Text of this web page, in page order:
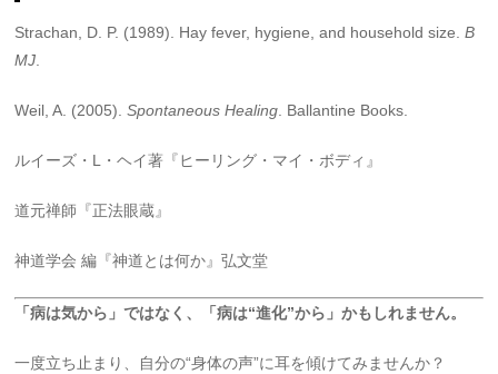
Strachan, D. P. (1989). Hay fever, hygiene, and household size.B
MJ.
Weil, A. (2005).Spontaneous Healing. Ballantine Books.
ルイーズ・L・ヘイ著『ヒーリング・マイ・ボディ』
道元禅師『正法眼蔵』
神道学会 編『神道とは何か』弘文堂
「病は気から」ではなく、「病は“進化”から」かもしれません。
一度立ち止まり、自分の“身体の声”に耳を傾けてみませんか？